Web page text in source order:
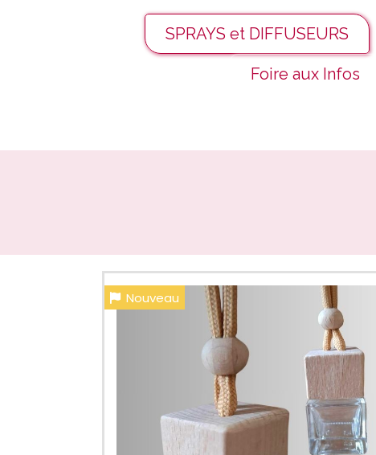
SPRAYS et DIFFUSEURS
Foire aux Infos
Nouveau